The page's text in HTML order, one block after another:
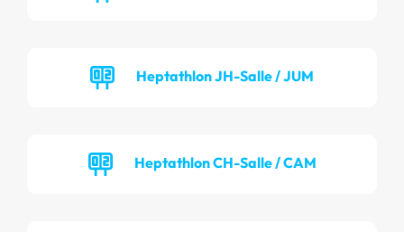
Heptathlon JH-Salle / JUM
Heptathlon CH-Salle / CAM